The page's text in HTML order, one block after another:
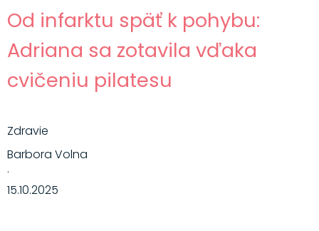
Od infarktu späť k pohybu:
Adriana sa zotavila vďaka
cvičeniu pilatesu
Zdravie
Barbora Volna
·
15.10.2025